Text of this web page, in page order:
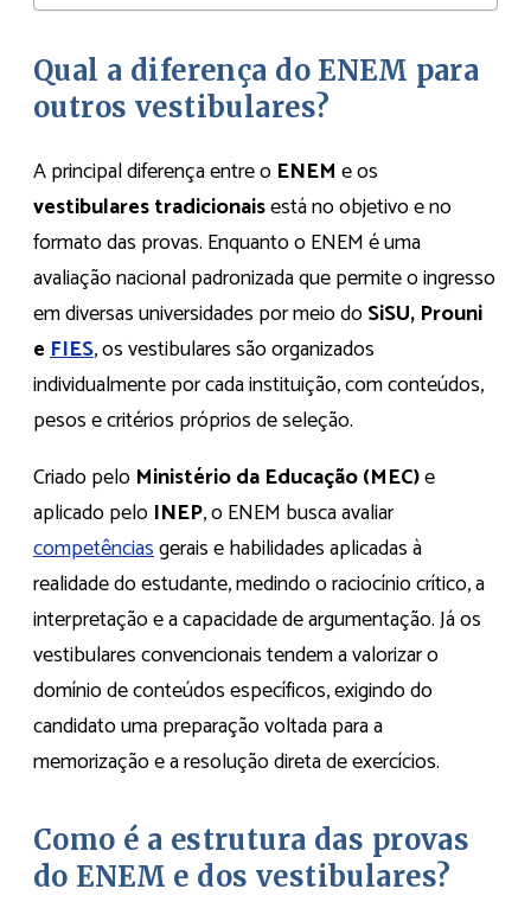
Qual a diferença do ENEM para
outros vestibulares?
A principal diferença entre o ENEM e os
vestibulares tradicionaisestá no objetivo e no
formato das provas. Enquanto o ENEM é uma
avaliação nacional padronizada que permite o ingresso
em diversas universidades por meio doSiSU, Prouni
eFIES, os vestibulares são organizados
individualmente por cada instituição, com conteúdos,
pesos e critérios próprios de seleção.
Criado pelo Ministério da Educação (MEC)e
aplicado pelo INEP, o ENEM busca avaliar
competênciasgerais e habilidades aplicadas à
realidade do estudante, medindo o raciocínio crítico, a
interpretação e a capacidade de argumentação. Já os
vestibulares convencionais tendem a valorizar o
domínio de conteúdos específicos, exigindo do
candidato uma preparação voltada para a
memorização e a resolução direta de exercícios.
Como é a estrutura das provas
do ENEM e dos vestibulares?